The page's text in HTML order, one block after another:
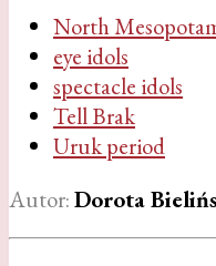
North
eye idols
spectacle idols
Tell Brak
Uruk period
Autor:Dorota